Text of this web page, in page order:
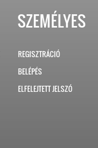
SZEMÉLYES
REGISZTRÁCIÓ
BELÉPÉS
ELFELEJTETT JELSZÓ